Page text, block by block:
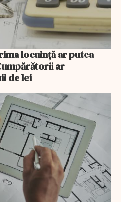
locuință ar putea
ar
de lei